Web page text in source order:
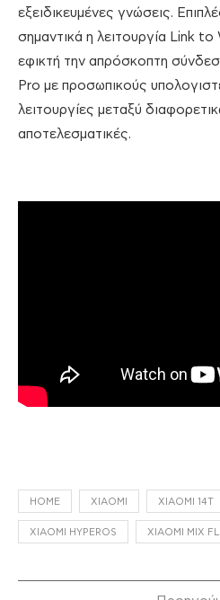
εξειδικευμένες γνώσεις.
σημαντικά η λειτουργία Link
εφικτή την απρόσκοπτη
Pro με προσωπικούς
λειτουργίες μεταξύ
αποτελεσματικές.
HOME XIAOMI XIAOMI 14T
XIAOMI HYPEROS XIAOMI MIX